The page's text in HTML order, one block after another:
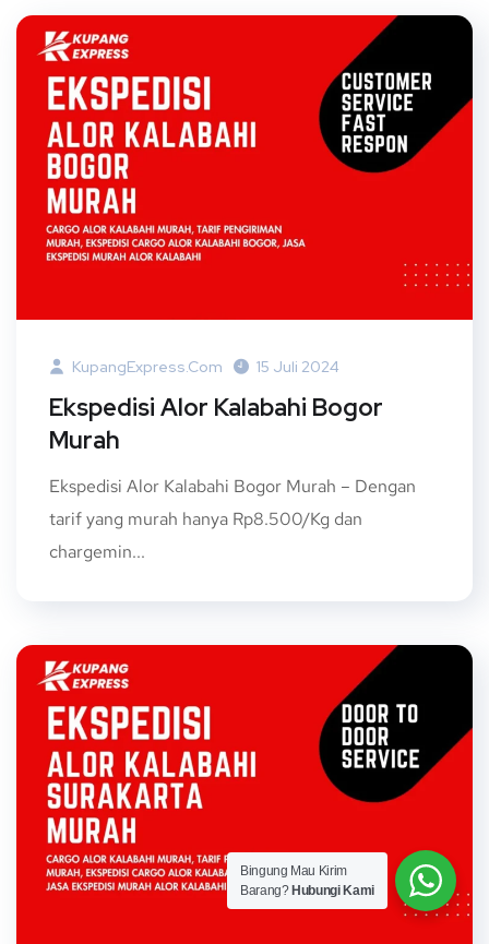
KupangExpress.com 15 Juli 2024
Ekspedisi Alor Kalabahi Bogor
Murah
Ekspedisi Alor Kalabahi Bogor Murah – Dengan
tarif yang murah hanya Rp8.500/Kg dan
chargemin...
Bingung Mau Kirim
Barang? Hubungi Kami